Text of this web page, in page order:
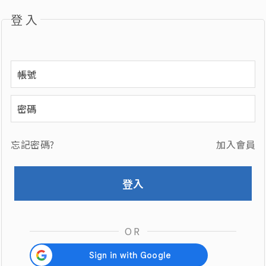
登入
忘記密碼? 加入會員
OR